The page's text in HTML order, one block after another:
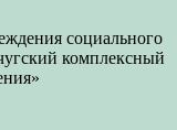
социального
комплексный